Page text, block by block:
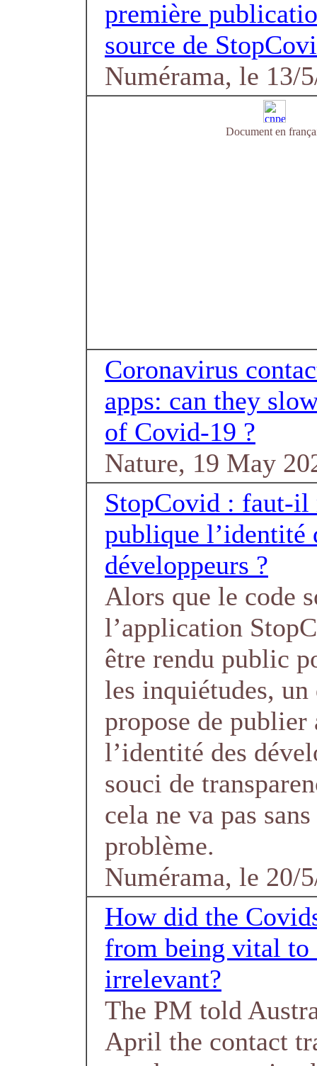
première
source de
Numérama, le 13/
Document en
Coronavirus
apps: can they
of Covid-19 ?
Nature, 19 May
StopCovid : faut-il
publique l’identité
développeurs ?
Alors que le code
l’application
être rendu public
les inquiétudes, un
propose de publier
l’identité des
souci de
cela ne va pas
problème.
Numérama, le 20/
How did the
from being vital to
irrelevant?
The PM told
April the contact